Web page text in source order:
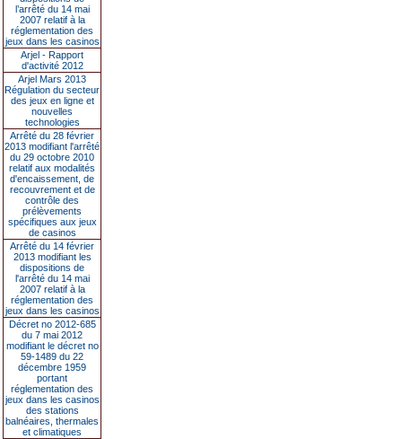
l’arrêté du 14 mai
2007 relatif à la
réglementation des
jeux dans les casinos
Arjel - Rapport
d'activité 2012
Arjel Mars 2013
Régulation du secteur
des jeux en ligne et
nouvelles
technologies
Arrêté du 28 février
2013 modifiant l'arrêté
du 29 octobre 2010
relatif aux modalités
d'encaissement, de
recouvrement et de
contrôle des
prélèvements
spécifiques aux jeux
de casinos
Arrêté du 14 février
2013 modifiant les
dispositions de
l'arrêté du 14 mai
2007 relatif à la
réglementation des
jeux dans les casinos
Décret no 2012-685
du 7 mai 2012
modifiant le décret no
59-1489 du 22
décembre 1959
portant
réglementation des
jeux dans les casinos
des stations
balnéaires, thermales
et climatiques